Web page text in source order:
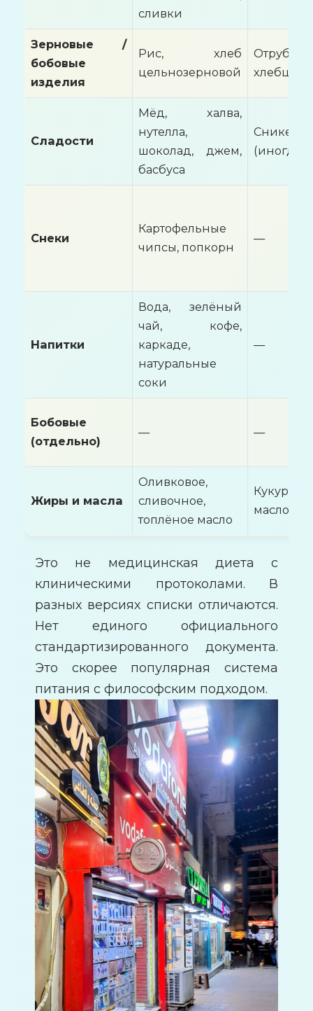
сливки
Зерновые /
бобовые
изделия
Рис, хлеб
цельнозерновой
Отруби,
хлебцы
Сладости
Мёд, халва,
нутелла,
шоколад, джем,
басбуса
Сникерс
(иногда)
Снеки
Картофельные
чипсы, попкорн
—
Напитки
Вода, зелёный
чай, кофе,
каркаде,
натуральные
соки
—
Бобовые
(отдельно)
— —
Жиры и масла
Оливковое,
сливочное,
топлёное масло
масло
Это не медицинская диета с
клиническими протоколами. В
разных версиях списки отличаются.
Нет единого официального
стандартизированного документа.
Это скорее популярная система
питания с философским подходом.